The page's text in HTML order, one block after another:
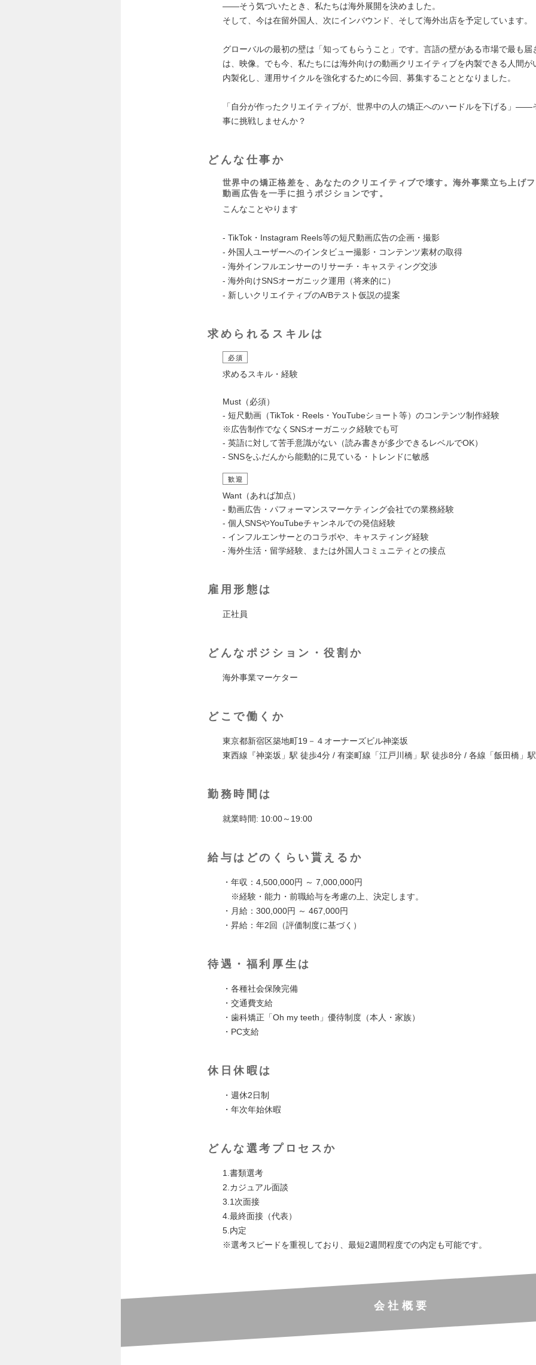
——そう気づいたとき、私たちは海外展開を決めました。
そして、今は在留外国人、次にインバウンド、そして海外出店を予定しています。
グローバルの最初の壁は「知ってもらうこと」です。言語の壁がある市場で最も届
は、映像。でも今、私たちには海外向けの動画クリエイティブを内製できる人間が
内製化し、運用サイクルを強化するために今回、募集することとなりました。
「自分が作ったクリエイティブが、世界中の人の矯正へのハードルを下げる」——
事に挑戦しませんか？
どんな仕事か
世界中の矯正格差を、あなたのクリエイティブで壊す。海外事業立ち上げ
動画広告を一手に担うポジションです。
こんなことやります
- TikTok・Instagram Reels等の短尺動画広告の企画・撮影
- 外国人ユーザーへのインタビュー撮影・コンテンツ素材の取得
- 海外インフルエンサーのリサーチ・キャスティング交渉
- 海外向けSNSオーガニック運用（将来的に）
- 新しいクリエイティブのA/Bテスト仮説の提案
求められるスキルは
必須
求めるスキル・経験
Must（必須）
- 短尺動画（TikTok・Reels・YouTubeショート等）のコンテンツ制作経験
※広告制作でなくSNSオーガニック経験でも可
- 英語に対して苦手意識がない（読み書きが多少できるレベルでOK）
- SNSをふだんから能動的に見ている・トレンドに敏感
歓迎
Want（あれば加点）
- 動画広告・パフォーマンスマーケティング会社での業務経験
- 個人SNSやYouTubeチャンネルでの発信経験
- インフルエンサーとのコラボや、キャスティング経験
- 海外生活・留学経験、または外国人コミュニティとの接点
雇用形態は
正社員
どんなポジション・役割か
海外事業マーケター
どこで働くか
東京都新宿区築地町19－４オーナーズビル神楽坂
東西線『神楽坂」駅 徒歩4分 / 有楽町線「江戸川橋」駅 徒歩8分 / 各線「飯田橋」
勤務時間は
就業時間: 10:00～19:00
給与はどのくらい貰えるか
・年収：4,500,000円 ～ 7,000,000円
※経験・能力・前職給与を考慮の上、決定します。
・月給：300,000円 ～ 467,000円
・昇給：年2回（評価制度に基づく）
待遇・福利厚生は
・各種社会保険完備
・交通費支給
・歯科矯正「Oh my teeth」優待制度（本人・家族）
・PC支給
休日休暇は
・週休2日制
・年次年始休暇
どんな選考プロセスか
1.書類選考
2.カジュアル面談
3.1次面接
4.最終面接（代表）
5.内定
※選考スピードを重視しており、最短2週間程度での内定も可能です。
会社概要